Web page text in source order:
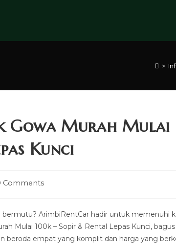
>
Gowa Murah Mulai
Kunci
Comments
ArimbiRentCar hadir untuk memenuhi
Mulai 100k – Sopir & Rental Lepas Kunci,
beroda empat yang komplit dan harga yang